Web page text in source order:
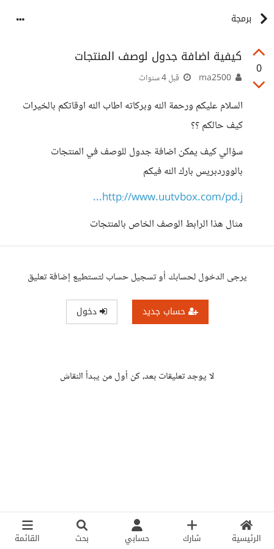
الرئيسية شارك حسابي بحث القائمة
برمجة
0
كيفية اضافة جدول لوصف المنتجات
قبل 4 سنوات
السلام عليكم ورحمة الله وبركاته اطاب الله اوقاتكم بالخيرات
كيف حالكم ؟؟
سؤالي كيف يمكن اضافة جدول للوصف في المنتجات
بالووردبريس بارك الله فيكم
http://www.uutvbox.com/pd.j...
مثال هذا الرابط الوصف الخاص بالمنتجات
يرجى الدخول لحسابك أو تسجيل حساب لتستطيع إضافة تعليق
حساب جديد دخول
لا يوجد تعليقات بعد، كن أول من يبدأ النقاش